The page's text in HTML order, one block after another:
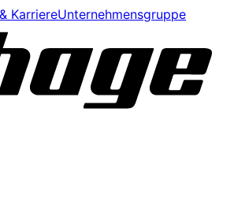
KarriereUnternehmensgruppe